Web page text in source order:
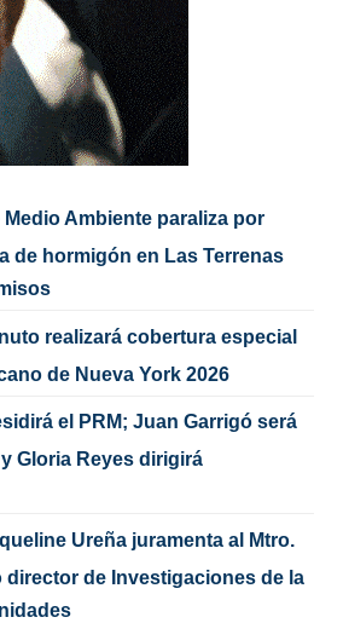
Medio Ambiente paraliza por
de hormigón en Las Terrenas
realizará cobertura especial
de Nueva York 2026
el PRM; Juan Garrigó será
Gloria Reyes dirigirá
Ureña juramenta al Mtro.
director de Investigaciones de la